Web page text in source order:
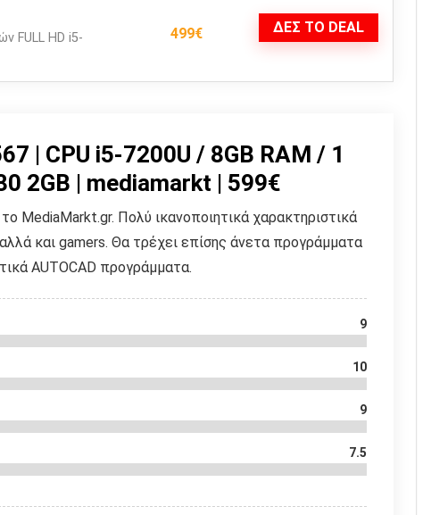
FULL HD i5-
499€ ΔΕΣ ΤΟ DEAL
| CPU i5-7200U / 8GB RAM / 1
2GB | mediamarkt | 599€
MediaMarkt.gr. Πολύ ικανοποιητικά χαρακτηριστικά
και gamers. Θα τρέχει επίσης άνετα προγράμματα
AUTOCAD προγράμματα.
9
10
9
7.5